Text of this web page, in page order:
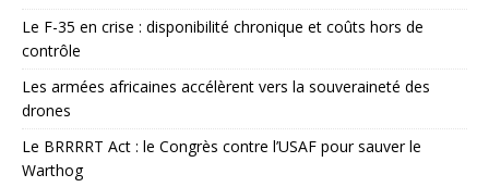
Le F-35 en crise : disponibilité chronique et coûts hors de
contrôle
Les armées africaines accélèrent vers la souveraineté des
drones
Le BRRRRT Act : le Congrès contre l’USAF pour sauver le
Warthog